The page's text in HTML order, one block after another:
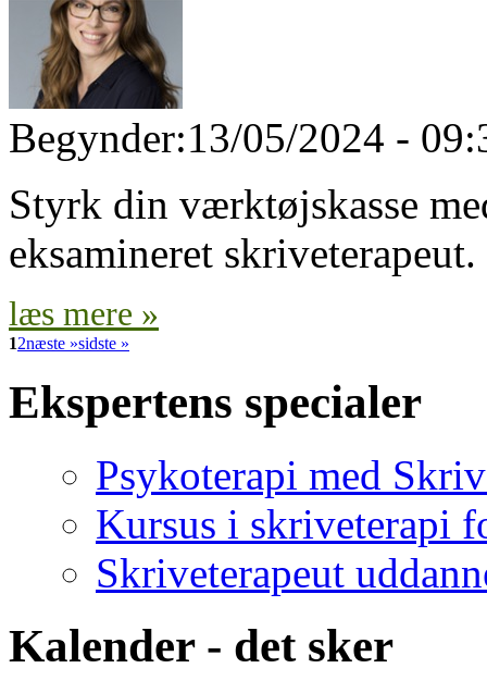
Begynder:13/05/2024 -
Styrk din værktøjskasse
eksamineret skriveterapeut.
læs mere »
12næste »sidste »
Ekspertens specialer
Psykoterapi med
Kursus i skriveterapi
Skriveterapeut
Kalender - det sker